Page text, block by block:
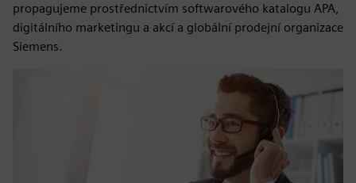
propagujeme prostřednictvím softwarového katalogu APA,
digitálního marketingu a akcí a globální prodejní organizace
Siemens.